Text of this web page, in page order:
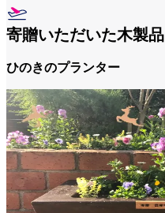
寄贈いただいた木製品
ひのきのプランター